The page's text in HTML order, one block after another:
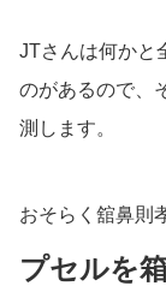
JTさんは何かと
のがあるので、
測します。
おそらく舘鼻則
プセルを